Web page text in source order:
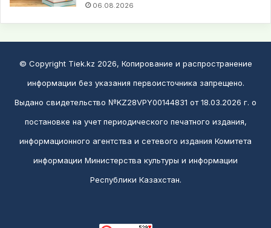
06.08.2026
© Copyright Tiek.kz 2026, Копирование и распространение
информации без указания первоисточника запрещено.
Выдано свидетельство №KZ28VPY00144831 от 18.03.2026 г. о
постановке на учет периодического печатного издания,
информационного агентства и сетевого издания Комитета
информации Министерства культуры и информации
Республики Казахстан.